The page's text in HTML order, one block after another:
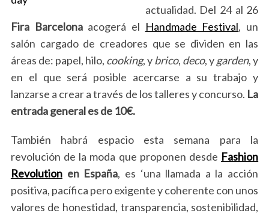
actualidad. Del 24 al 26
Fira Barcelonaacogerá el Handmade Festival, un
salón cargado de creadores que se dividen en las
áreas de: papel, hilo, cooking, ybrico, deco, ygarden, y
en el que será posible acercarse a su trabajo y
lanzarse a crear a través de los talleres y concurso. La
entrada general es de 10€.
También habrá espacio esta semana para la
revolución de la moda que proponen desde Fashion
Revolution en España, es ‘una llamada a la acción
positiva, pacífica pero exigente y coherente con unos
valores de honestidad, transparencia, sostenibilidad,